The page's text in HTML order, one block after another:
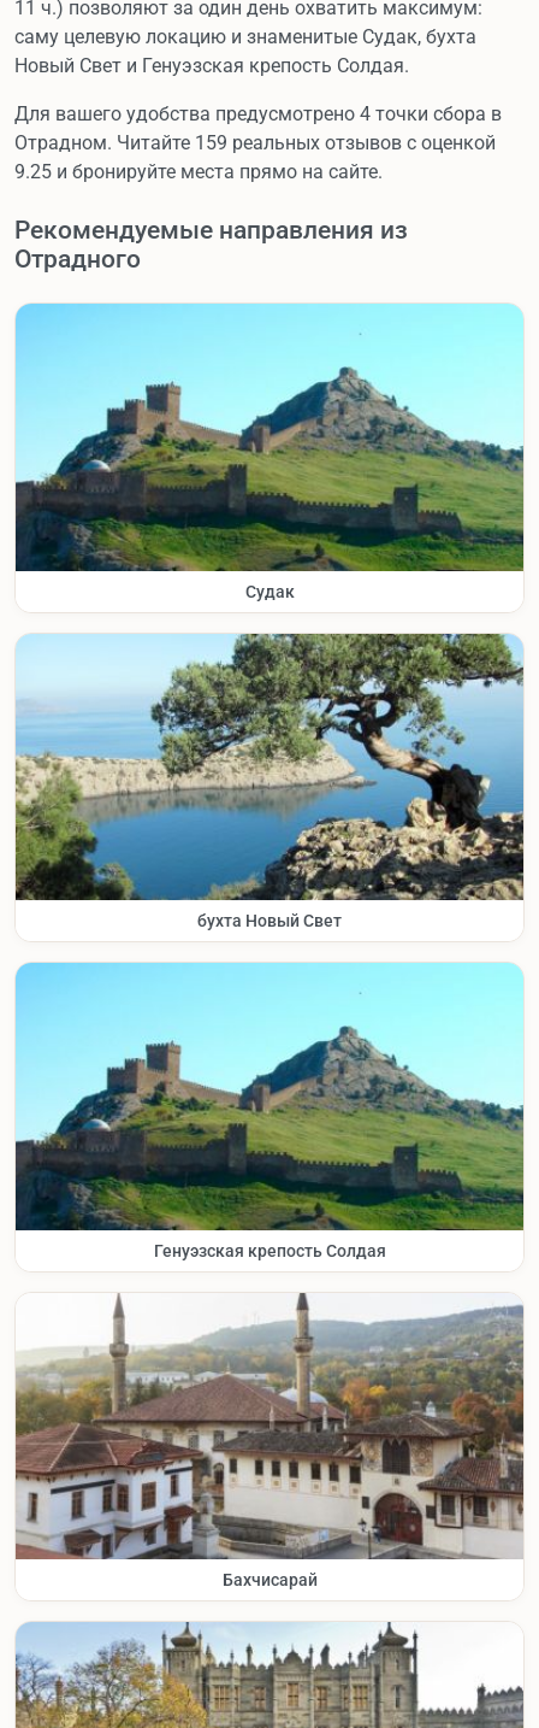
11 ч.) позволяют за один день охватить максимум:
саму целевую локацию и знаменитые Судак, бухта
Новый Свет и Генуэзская крепость Солдая.
Для вашего удобства предусмотрено 4 точки сбора в
Отрадном. Читайте 159 реальных отзывов с оценкой
9.25 и бронируйте места прямо на сайте.
Рекомендуемые направления из
Отрадного
Судак
бухта Новый Свет
Генуэзская крепость Солдая
Бахчисарай